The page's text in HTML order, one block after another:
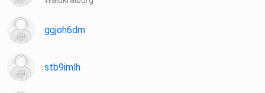
ggjoh6dm
stb9imlh